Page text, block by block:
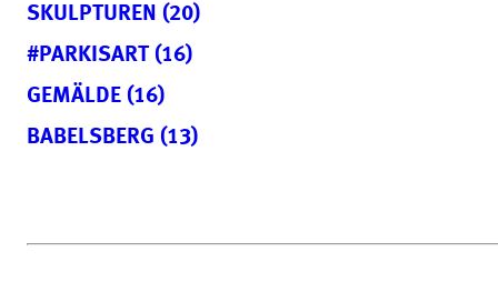
SKULPTUREN (20)
#PARKISART (16)
GEMÄLDE (16)
BABELSBERG (13)